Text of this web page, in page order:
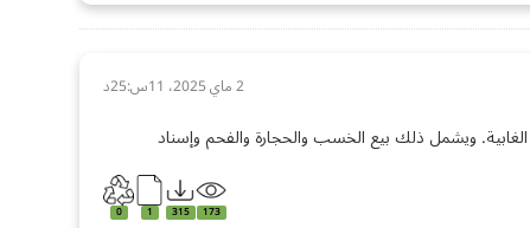
2 ماي 2025، 11س:25د
ويشمل ذلك بيع الخسب والحجارة والفحم وإسناد
173
315
1
0